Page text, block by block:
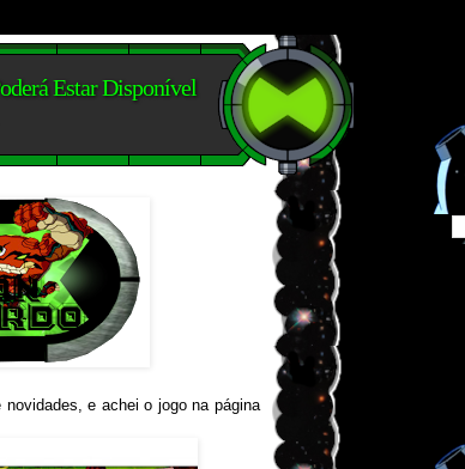
Estar Disponível
e achei o jogo na página